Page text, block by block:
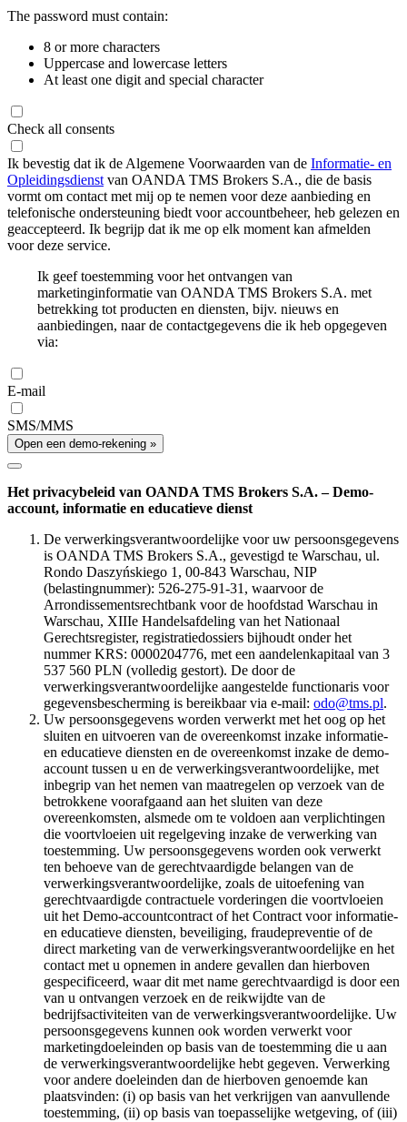
The password must contain:
8 or more characters
Uppercase and lowercase letters
At least one digit and special character
Check all consents
Ik bevestig dat ik de Algemene Voorwaarden van de Informatie- en
Opleidingsdienst van OANDA TMS Brokers S.A., die de basis
vormt om contact met mij op te nemen voor deze aanbieding en
telefonische ondersteuning biedt voor accountbeheer, heb gelezen en
geaccepteerd. Ik begrijp dat ik me op elk moment kan afmelden
voor deze service.
Ik geef toestemming voor het ontvangen van
marketinginformatie van OANDA TMS Brokers S.A. met
betrekking tot producten en diensten, bijv. nieuws en
aanbiedingen, naar de contactgegevens die ik heb opgegeven
via:
E-mail
SMS/MMS
Open een demo-rekening »
Het privacybeleid van OANDA TMS Brokers S.A. – Demo-
account, informatie en educatieve dienst
De verwerkingsverantwoordelijke voor uw persoonsgegevens
is OANDA TMS Brokers S.A., gevestigd te Warschau, ul.
Rondo Daszyńskiego 1, 00-843 Warschau, NIP
(belastingnummer): 526-275-91-31, waarvoor de
Arrondissementsrechtbank voor de hoofdstad Warschau in
Warschau, XIIIe Handelsafdeling van het Nationaal
Gerechtsregister, registratiedossiers bijhoudt onder het
nummer KRS: 0000204776, met een aandelenkapitaal van 3
537 560 PLN (volledig gestort). De door de
verwerkingsverantwoordelijke aangestelde functionaris voor
gegevensbescherming is bereikbaar via e-mail: odo@tms.pl.
Uw persoonsgegevens worden verwerkt met het oog op het
sluiten en uitvoeren van de overeenkomst inzake informatie-
en educatieve diensten en de overeenkomst inzake de demo-
account tussen u en de verwerkingsverantwoordelijke, met
inbegrip van het nemen van maatregelen op verzoek van de
betrokkene voorafgaand aan het sluiten van deze
overeenkomsten, alsmede om te voldoen aan verplichtingen
die voortvloeien uit regelgeving inzake de verwerking van
toestemming. Uw persoonsgegevens worden ook verwerkt
ten behoeve van de gerechtvaardigde belangen van de
verwerkingsverantwoordelijke, zoals de uitoefening van
gerechtvaardigde contractuele vorderingen die voortvloeien
uit het Demo-accountcontract of het Contract voor informatie-
en educatieve diensten, beveiliging, fraudepreventie of de
direct marketing van de verwerkingsverantwoordelijke en het
contact met u opnemen in andere gevallen dan hierboven
gespecificeerd, waar dit met name gerechtvaardigd is door een
van u ontvangen verzoek en de reikwijdte van de
bedrijfsactiviteiten van de verwerkingsverantwoordelijke. Uw
persoonsgegevens kunnen ook worden verwerkt voor
marketingdoeleinden op basis van de toestemming die u aan
de verwerkingsverantwoordelijke hebt gegeven. Verwerking
voor andere doeleinden dan de hierboven genoemde kan
plaatsvinden: (i) op basis van het verkrijgen van aanvullende
toestemming, (ii) op basis van toepasselijke wetgeving, of (iii)